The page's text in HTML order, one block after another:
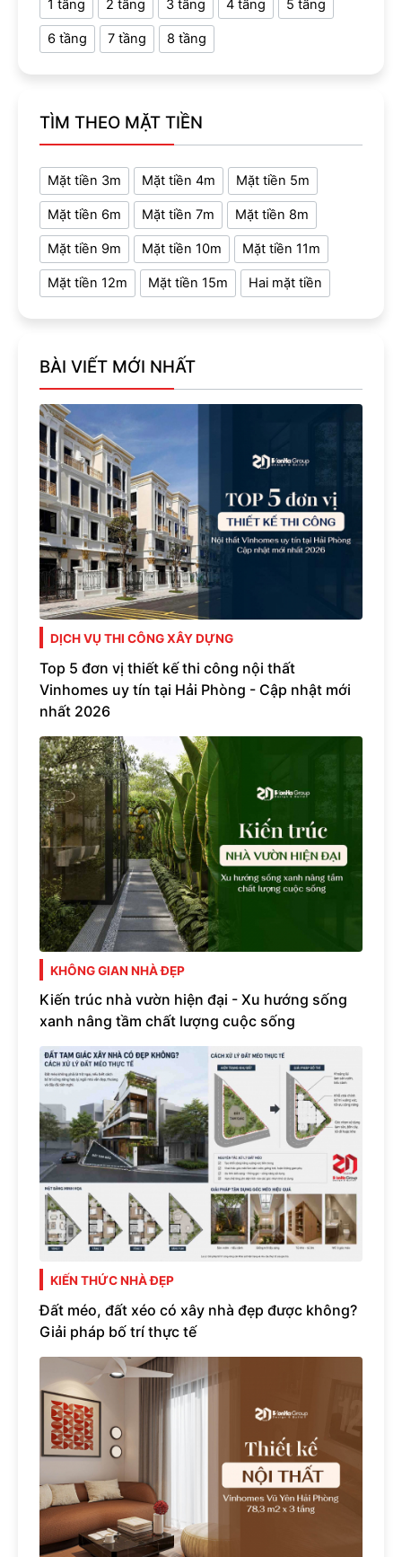
1 tầng 2 tầng 3 tầng 4 tầng 5 tầng
6 tầng 7 tầng 8 tầng
TÌM THEO MẶT TIỀN
Mặt tiền 3m Mặt tiền 4m Mặt tiền 5m
Mặt tiền 6m Mặt tiền 7m Mặt tiền 8m
Mặt tiền 9m Mặt tiền 10m Mặt tiền 11m
Mặt tiền 12m Mặt tiền 15m Hai mặt tiền
BÀI VIẾT MỚI NHẤT
DỊCH VỤ THI CÔNG XÂY DỰNG
Top 5 đơn vị thiết kế thi công nội thất
Vinhomes uy tín tại Hải Phòng - Cập nhật mới
nhất 2026
KHÔNG GIAN NHÀ ĐẸP
Kiến trúc nhà vườn hiện đại - Xu hướng sống
xanh nâng tầm chất lượng cuộc sống
KIẾN THỨC NHÀ ĐẸP
Đất méo, đất xéo có xây nhà đẹp được không?
Giải pháp bố trí thực tế